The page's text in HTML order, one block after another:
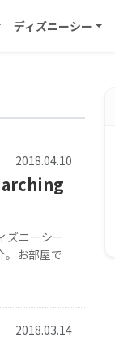
ディズニーシー
2018.04.10
ズニーシー
。お部屋で
2018.03.14